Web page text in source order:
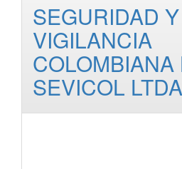
SEGURIDAD Y
VIGILANCIA
COLOMBIANA
SEVICOL